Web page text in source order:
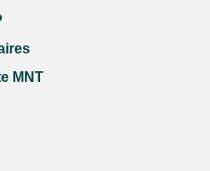
MNT